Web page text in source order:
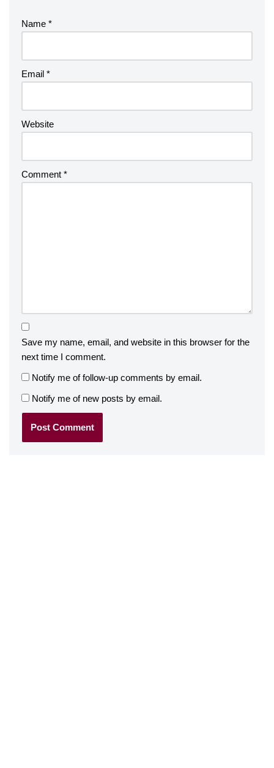
Name *
Email *
Website
Comment *
Save my name, email, and website in this browser for the
next time I comment.
Notify me of follow-up comments by email.
Notify me of new posts by email.